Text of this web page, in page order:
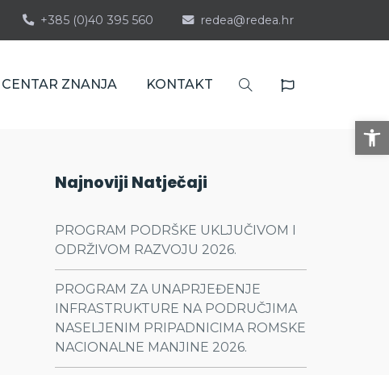
+385 (0)40 395 560 redea@redea.hr
CENTAR ZNANJA KONTAKT
Najnoviji Natječaji
PROGRAM PODRŠKE UKLJUČIVOM I
ODRŽIVOM RAZVOJU 2026.
PROGRAM ZA UNAPRJEĐENJE
INFRASTRUKTURE NA PODRUČJIMA
NASELJENIM PRIPADNICIMA ROMSKE
NACIONALNE MANJINE 2026.